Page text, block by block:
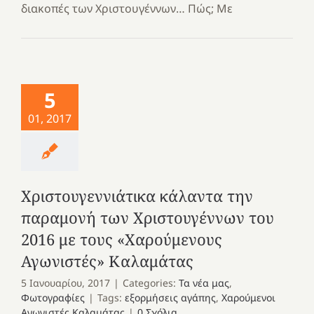
διακοπές των Χριστουγέννων… Πώς; Με
5
01, 2017
Χριστουγεννιάτικα κάλαντα την
παραμονή των Χριστουγέννων του
2016 με τους «Χαρούμενους
Αγωνιστές» Καλαμάτας
5 Ιανουαρίου, 2017 | Categories: Τα νέα μας,
Φωτογραφίες | Tags: εξορμήσεις αγάπης, Χαρούμενοι